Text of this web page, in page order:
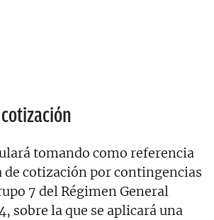
tomando como referencia
de cotización por contingencias
7 del Régimen General
sobre la que se aplicará una